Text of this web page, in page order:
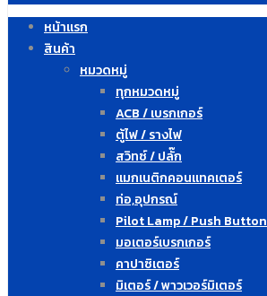
หน้าแรก
สินค้า
หมวดหมู่
ทุกหมวดหมู่
ACB / เบรกเกอร์
ตู้ไฟ / รางไฟ
สวิทซ์ / ปลั๊ก
แมกเนติกคอนแทคเตอร์
ท่อ,อุปกรณ์
Pilot Lamp / Push Button
มอเตอร์เบรกเกอร์
คาปาซิเตอร์
มิเตอร์ / พาวเวอร์มิเตอร์